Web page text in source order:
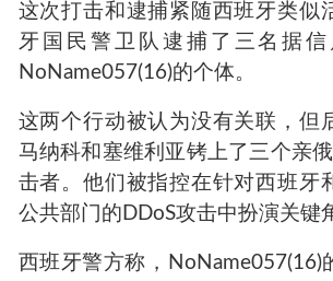
这次打击和逮捕紧随西班牙类似
牙国民警卫队逮捕了三名据
NoName057(16)的个体。
这两个行动被认为没有关联，但
马纳科和塞维利亚铐上了三个亲
击者。他们被指控在针对西班牙
公共部门的DDoS攻击中扮演关键
西班牙警方称，NoName057(16)